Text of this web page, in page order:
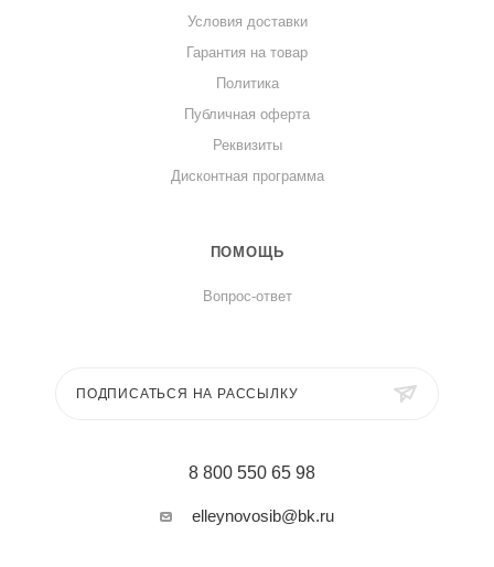
Условия доставки
Гарантия на товар
Политика
Публичная оферта
Реквизиты
Дисконтная программа
ПОМОЩЬ
Вопрос-ответ
ПОДПИСАТЬСЯ НА РАССЫЛКУ
8 800 550 65 98
elleynovosib@bk.ru